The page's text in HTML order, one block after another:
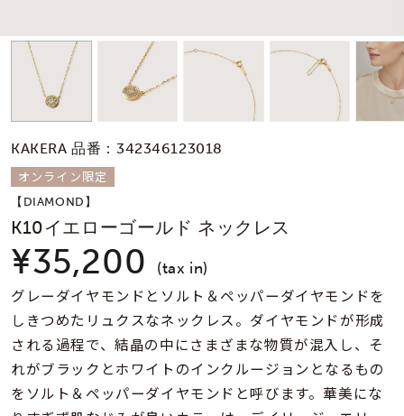
誕生石
モチーフ
石の色
ファッションテイス
ト
着用シーン
コレクション
レディース
KAKERA 品番：342346123018
オンライン限定
【DIAMOND】
K10イエローゴールド ネックレス
¥35,200 (tax in)
グレーダイヤモンドとソルト＆ペッパーダイヤモンドを
しきつめたリュクスなネックレス。ダイヤモンドが形成
される過程で、結晶の中にさまざまな物質が混入し、そ
れがブラックとホワイトのインクルージョンとなるもの
をソルト＆ペッパーダイヤモンドと呼びます。華美にな